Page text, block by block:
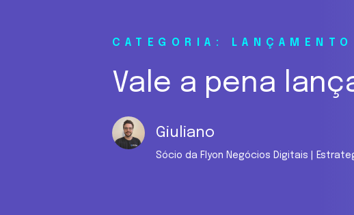
CATEGORIA:
Vale a pena
Giuliano
Sócio da Flyon Negócios Digitais |